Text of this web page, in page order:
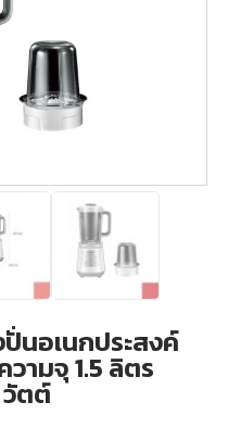
ปั่นอเนกประสงค์
ามจุ 1.5 ลิตร
ตต์